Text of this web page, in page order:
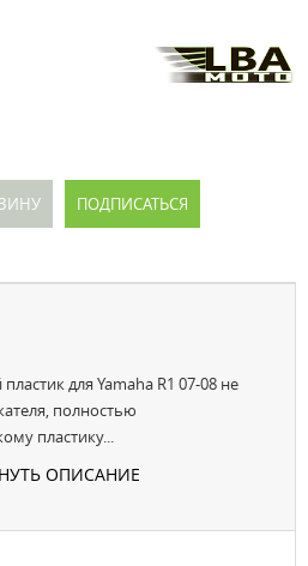
ПОДПИСАТЬСЯ
для Yamaha R1 07-08 не
полностью
пластику...
ОПИСАНИЕ